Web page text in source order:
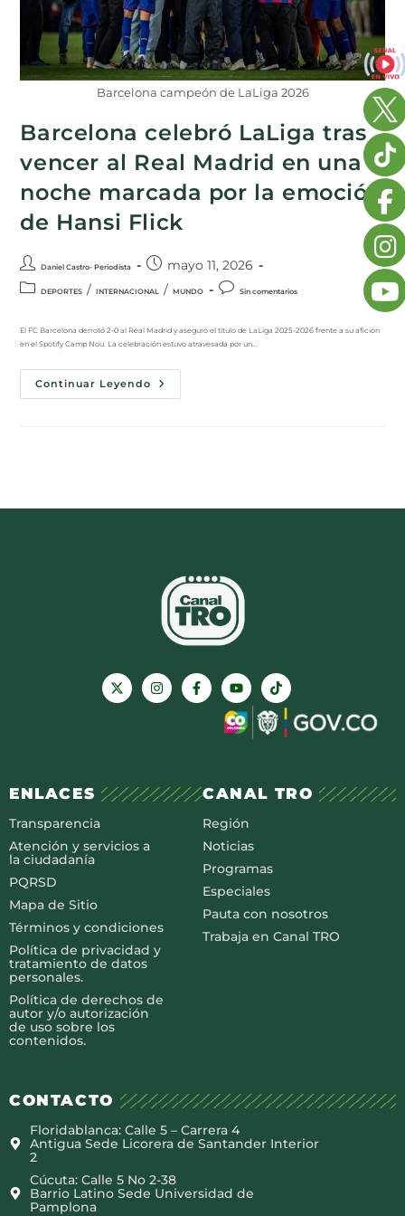
Barcelona campeón de LaLiga 2026
Barcelona celebró LaLiga tras
vencer al Real Madrid en una
noche marcada por la emoción
de Hansi Flick
Daniel Castro- Periodista mayo 11, 2026
DEPORTES / INTERNACIONAL / MUNDO Sin comentarios
El FC Barcelona derrotó 2-0 al Real Madrid y aseguró el título de LaLiga 2025-2026 frente a su afición
en el Spotify Camp Nou. La celebración estuvo atravesada por un…
Continuar Leyendo
ENLACES
Transparencia
Atención y servicios a
la ciudadanía
PQRSD
Mapa de Sitio
Términos y condiciones
Política de privacidad y
tratamiento de datos
personales.
Política de derechos de
autor y/o autorización
de uso sobre los
contenidos.
CANAL TRO
Región
Noticias
Programas
Especiales
Pauta con nosotros
Trabaja en Canal TRO
CONTACTO
Floridablanca: Calle 5 – Carrera 4
Antigua Sede Licorera de Santander Interior
2
Cúcuta: Calle 5 No 2-38
Barrio Latino Sede Universidad de
Pamplona